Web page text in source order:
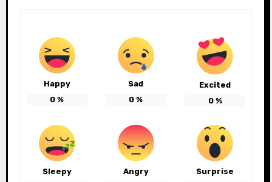
Happy
0 %
Sad
0 %
Excited
0%
Sleepy
Angry
Surprise